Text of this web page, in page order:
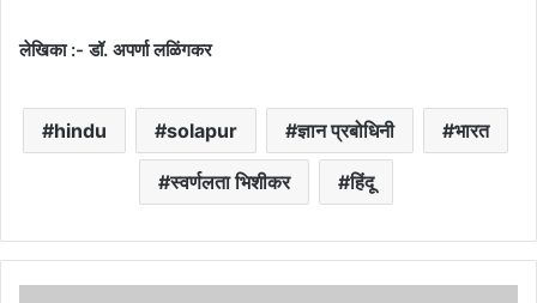
लेखिका :- डॉ. अपर्णा लळिंगकर
hindu solapur ज्ञान प्रबोधिनी भारत
स्वर्णलता भिशीकर हिंदू